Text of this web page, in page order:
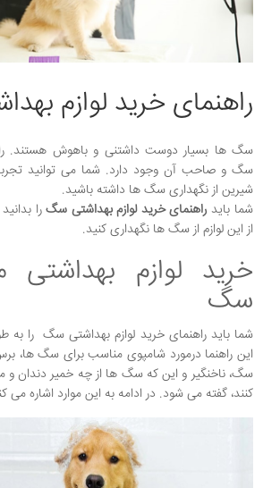
راهنمای خرید لوازم
سگ ها بسیار دوست داشتنی و باهوش هستند.
سگ و صاحب آن وجود دارد. شما می توانید
شیرین از نگهداری سگ ها داشته باشید.
شما باید راهنمای خرید لوازم بهداشتی سگرا
از این لوازم از سگ ها نگهداری کنید.
خرید لوازم
سگ
شما باید راهنمای خرید لوازم بهداشتی سگ را به
این راهنما درمورد شامپوی مناسب برای سگ
سگ، ناخنگیر و این که سگ ها از چه خمیر دندان و
کنند، گفته می شود. در ادامه به این موارد اشاره می